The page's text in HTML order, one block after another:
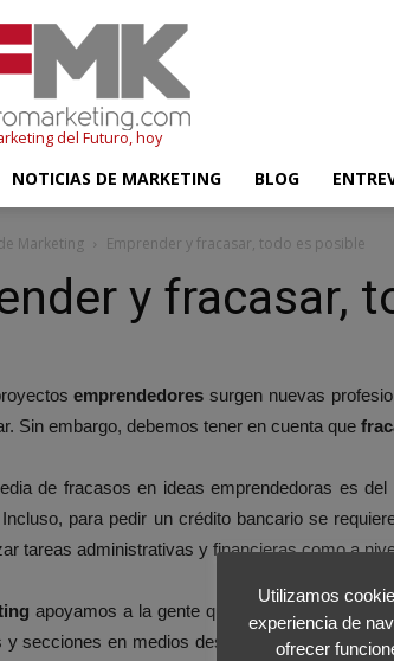
del Futuro, hoy
NOTICIAS DE MARKETING BLOG
Marketing Emprender y fracasar, todo es posible
y fracasar,
emprendedores surgen nuevas
Sin embargo, debemos tener en cuenta que
de fracasos en ideas emprendedoras es
para pedir un crédito bancario se
tareas administrativas y financieras como a
apoyamos a la gente que decide
y secciones en medios destinadas
Utilizamos
experiencia de
ofrecer